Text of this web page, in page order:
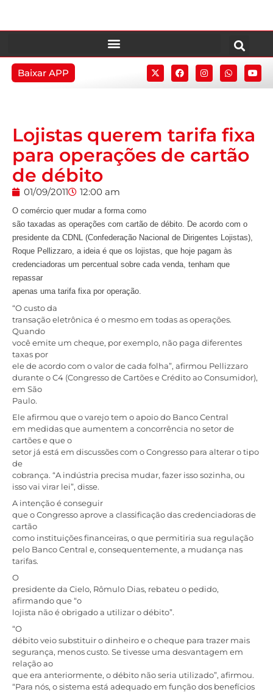
Baixar APP
Lojistas querem tarifa fixa
para operações de cartão
de débito
01/09/2011 12:00 am
O comércio quer mudar a forma como
são taxadas as operações com cartão de débito. De acordo com o
presidente da CDNL (Confederação Nacional de Dirigentes Lojistas),
Roque Pellizzaro, a ideia é que os lojistas, que hoje pagam às
credenciadoras um percentual sobre cada venda, tenham que
repassar
apenas uma tarifa fixa por operação.
“O custo da
transação eletrônica é o mesmo em todas as operações.
Quando
você emite um cheque, por exemplo, não paga diferentes
taxas por
ele de acordo com o valor de cada folha”, afirmou Pellizzaro
durante o C4 (Congresso de Cartões e Crédito ao Consumidor),
em São
Paulo.
Ele afirmou que o varejo tem o apoio do Banco Central
em medidas que aumentem a concorrência no setor de
cartões e que o
setor já está em discussões com o Congresso para alterar o tipo
de
cobrança. “A indústria precisa mudar, fazer isso sozinha, ou
isso vai virar lei”, disse.
A intenção é conseguir
que o Congresso aprove a classificação das credenciadoras de
cartão
como instituições financeiras, o que permitiria sua regulação
pelo Banco Central e, consequentemente, a mudança nas
tarifas.
O
presidente da Cielo, Rômulo Dias, rebateu o pedido,
afirmando que “o
lojista não é obrigado a utilizar o débito”.
“O
débito veio substituir o dinheiro e o cheque para trazer mais
segurança, menos custo. Se tivesse uma desvantagem em
relação ao
que era anteriormente, o débito não seria utilizado”, afirmou.
“Para nós, o sistema está adequado em função dos benefícios